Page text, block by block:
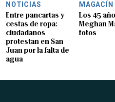
NOTICIAS
Entre pancartas y
cestas de ropa:
ciudadanos
protestan en San
Juan por la falta de
agua
MAGACÍN
Los 45
Meghan
fotos